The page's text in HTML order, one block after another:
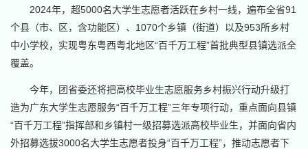
2024年，超5000名大学生志愿者活跃在乡村一线，遍布全省91
个县（市、区，含功能区）、1070个乡镇（街道）以及953所乡村
中小学校，实现粤东粤西粤北地区“百千万工程”首批典型县镇选派全
覆盖。
今年，团省委还将把高校毕业生志愿服务乡村振兴行动升级打
造为广东大学生志愿服务“百千万工程”三年专项行动，重点面向县镇
“百千万工程”指挥部和乡镇村一级招募选派高校毕业生，并面向省内
外招募选拔3000名大学生志愿者投身“百千万工程”，推动志愿者下